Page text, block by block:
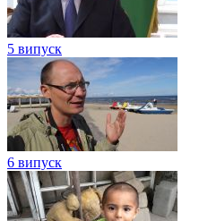
5 випуск
6 випуск